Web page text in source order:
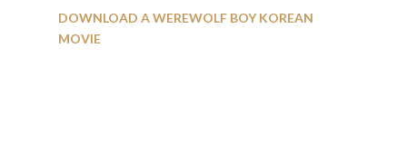
DOWNLOAD A WEREWOLF BOY KOREAN
MOVIE